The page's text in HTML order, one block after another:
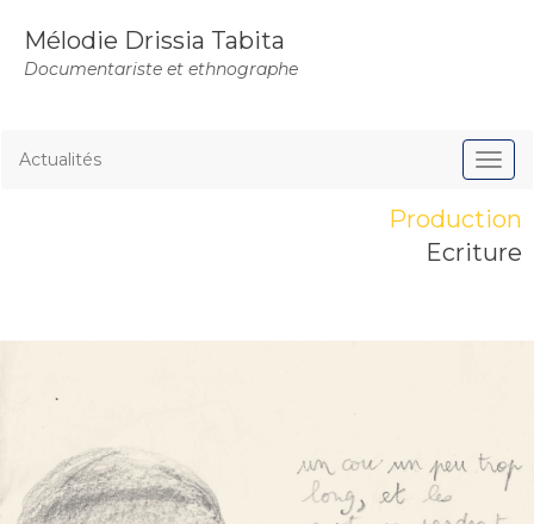
Mélodie Drissia Tabita
Documentariste et ethnographe
Actualités
Production
Ecriture